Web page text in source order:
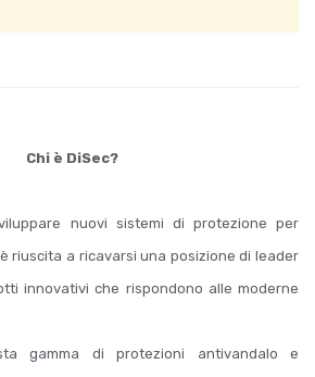
Chi è DiSec?
nuovi sistemi di protezione per
è riuscita a ricavarsi una posizione di leader
innovativi che rispondono alle moderne
gamma di protezioni antivandalo e